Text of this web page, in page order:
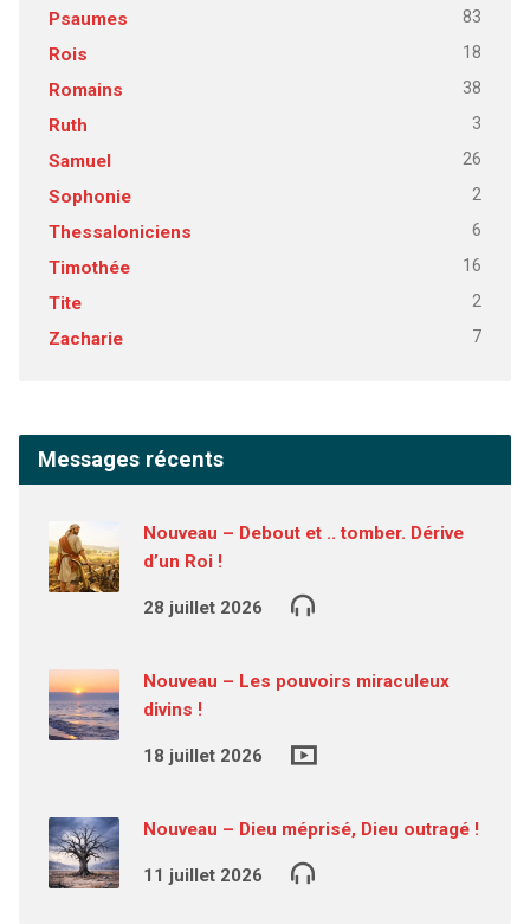
Psaumes 83
Rois 18
Romains 38
Ruth 3
Samuel 26
Sophonie 2
Thessaloniciens 6
Timothée 16
Tite 2
Zacharie 7
Messages récents
Nouveau – Debout et .. tomber. Dérive
d’un Roi !
28 juillet 2026
Nouveau – Les pouvoirs miraculeux
divins !
18 juillet 2026
Nouveau – Dieu méprisé, Dieu outragé !
11 juillet 2026